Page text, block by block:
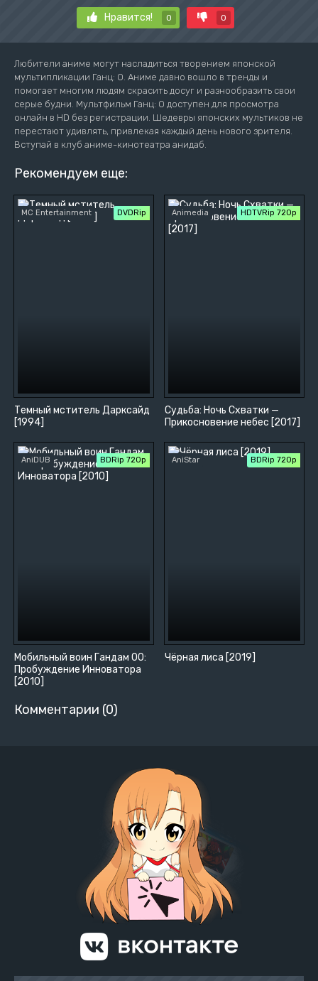
Нравится! 0 0
Любители аниме могут насладиться творением японской
мультипликации Ганц: O. Аниме давно вошло в тренды и
помогает многим людям скрасить досуг и разнообразить свои
серые будни. Мультфильм Ганц: O доступен для просмотра
онлайн в HD без регистрации. Шедевры японских мультиков не
перестают удивлять, привлекая каждый день нового зрителя.
Вступай в клуб аниме-кинотеатра анидаб.
Рекомендуем еще:
Темный мститель Дарксайд
[1994]
MC Entertainment DVDRip
Судьба: Ночь Схватки —
Прикосновение небес [2017]
Animedia HDTVRip 720p
Мобильный воин Гандам 00:
Пробуждение Инноватора
[2010]
AniDUB BDRip 720p
Чёрная лиса [2019]
AniStar BDRip 720p
Комментарии (0)